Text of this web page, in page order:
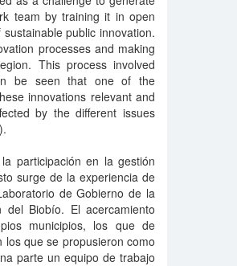
team by training it in open
public innovation.
processes and making
This process involved
be seen that one of the
innovations relevant and
by the different issues
participación en la gestión
surge de la experiencia de
de Gobierno de la
Biobío. El acercamiento
municipios, los que de
que se propusieron como
parte un equipo de trabajo